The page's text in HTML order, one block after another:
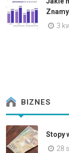
3
BIZNES
Stopy
28